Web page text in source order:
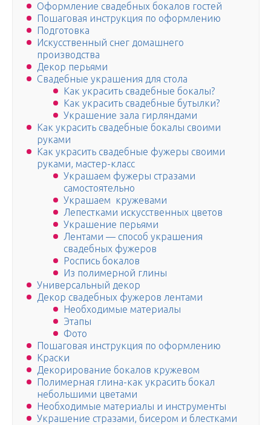
Оформление свадебных бокалов гостей
Пошаговая инструкция по оформлению
Подготовка
Искусственный снег домашнего
производства
Декор перьями
Свадебные украшения для стола
Как украсить свадебные бокалы?
Как украсить свадебные бутылки?
Украшение зала гирляндами
Как украсить свадебные бокалы своими
руками
Как украсить свадебные фужеры своими
руками, мастер-класс
Украшаем фужеры стразами
самостоятельно
Украшаем кружевами
Лепестками искусственных цветов
Украшение перьями
Лентами — способ украшения
свадебных фужеров
Роспись бокалов
Из полимерной глины
Универсальный декор
Декор свадебных фужеров лентами
Необходимые материалы
Этапы
Фото
Пошаговая инструкция по оформлению
Краски
Декорирование бокалов кружевом
Полимерная глина-как украсить бокал
небольшими цветами
Необходимые материалы и инструменты
Украшение стразами, бисером и блестками